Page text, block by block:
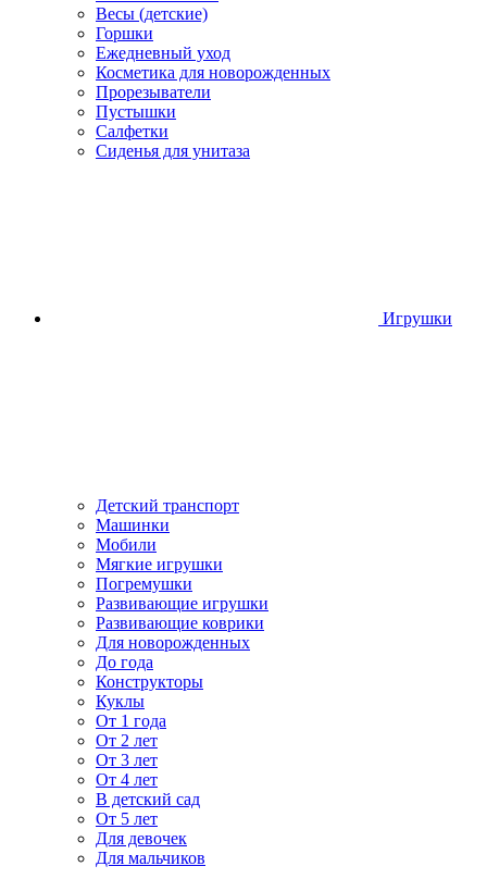
Весы (детские)
Горшки
Ежедневный уход
Косметика для новорожденных
Прорезыватели
Пустышки
Салфетки
Сиденья для унитаза
Игрушки
Детский транспорт
Машинки
Мобили
Мягкие игрушки
Погремушки
Развивающие игрушки
Развивающие коврики
Для новорожденных
До года
Конструкторы
Куклы
От 1 года
От 2 лет
От 3 лет
От 4 лет
В детский сад
От 5 лет
Для девочек
Для мальчиков